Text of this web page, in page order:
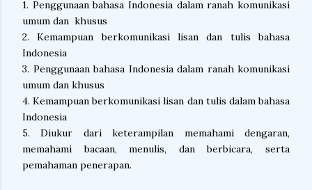
1. Penggunaan bahasa Indonesia dalam ranah komunikasi
umum dan khusus
2. Kemampuan berkomunikasi lisan dan tulis bahasa
Indonesia
3. Penggunaan bahasa Indonesia dalam ranah komunikasi
umum dan khusus
4. Kemampuan berkomunikasi lisan dan tulis dalam bahasa
Indonesia
5. Diukur dari keterampilan memahami dengaran,
memahami bacaan, menulis, dan berbicara, serta
pemahaman penerapan.